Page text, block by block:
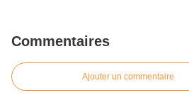
Commentaires
Ajouter un commentaire